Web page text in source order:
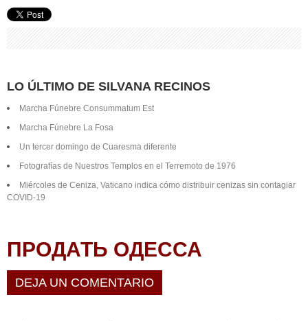
LO ÚLTIMO DE SILVANA RECINOS
Marcha Fúnebre Consummatum Est
Marcha Fúnebre La Fosa
Un tercer domingo de Cuaresma diferente
Fotografías de Nuestros Templos en el Terremoto de 1976
Miércoles de Ceniza, Vaticano indica cómo distribuir cenizas sin contagiar
COVID-19
ПРОДАТЬ ОДЕССА
DEJA UN COMENTARIO